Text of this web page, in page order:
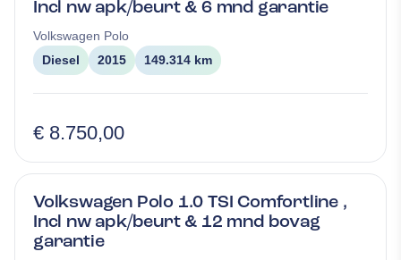
Incl nw apk/beurt & 6 mnd garantie
Volkswagen Polo
Diesel
2015 149.314 km
€ 8.750,00
Volkswagen Polo 1.0 TSI Comfortline ,
Incl nw apk/beurt & 12 mnd bovag
garantie